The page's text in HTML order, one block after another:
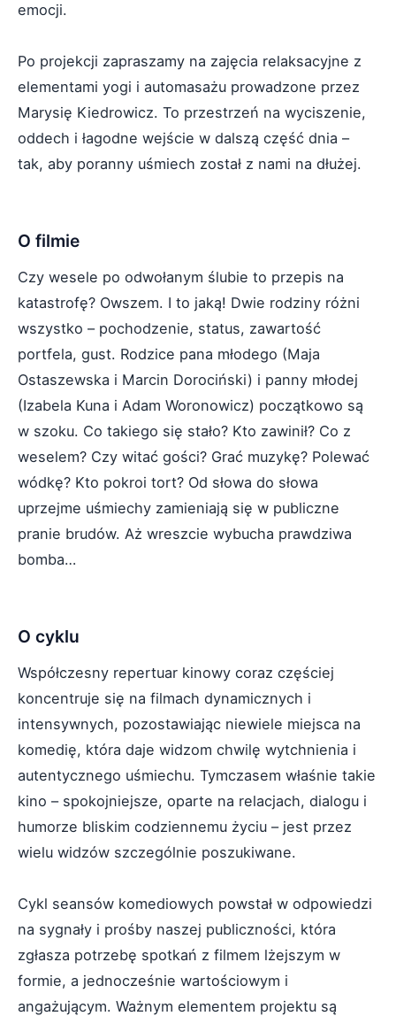
emocji.
Po projekcji zapraszamy na zajęcia relaksacyjne z
elementami yogi i automasażu prowadzone przez
Marysię Kiedrowicz. To przestrzeń na wyciszenie,
oddech i łagodne wejście w dalszą część dnia –
tak, aby poranny uśmiech został z nami na dłużej.
O filmie
Czy wesele po odwołanym ślubie to przepis na
katastrofę? Owszem. I to jaką! Dwie rodziny różni
wszystko – pochodzenie, status, zawartość
portfela, gust. Rodzice pana młodego (Maja
Ostaszewska i Marcin Dorociński) i panny młodej
(Izabela Kuna i Adam Woronowicz) początkowo są
w szoku. Co takiego się stało? Kto zawinił? Co z
weselem? Czy witać gości? Grać muzykę? Polewać
wódkę? Kto pokroi tort? Od słowa do słowa
uprzejme uśmiechy zamieniają się w publiczne
pranie brudów. Aż wreszcie wybucha prawdziwa
bomba…
O cyklu
Współczesny repertuar kinowy coraz częściej
koncentruje się na filmach dynamicznych i
intensywnych, pozostawiając niewiele miejsca na
komedię, która daje widzom chwilę wytchnienia i
autentycznego uśmiechu. Tymczasem właśnie takie
kino – spokojniejsze, oparte na relacjach, dialogu i
humorze bliskim codziennemu życiu – jest przez
wielu widzów szczególnie poszukiwane.
Cykl seansów komediowych powstał w odpowiedzi
na sygnały i prośby naszej publiczności, która
zgłasza potrzebę spotkań z filmem lżejszym w
formie, a jednocześnie wartościowym i
angażującym. Ważnym elementem projektu są